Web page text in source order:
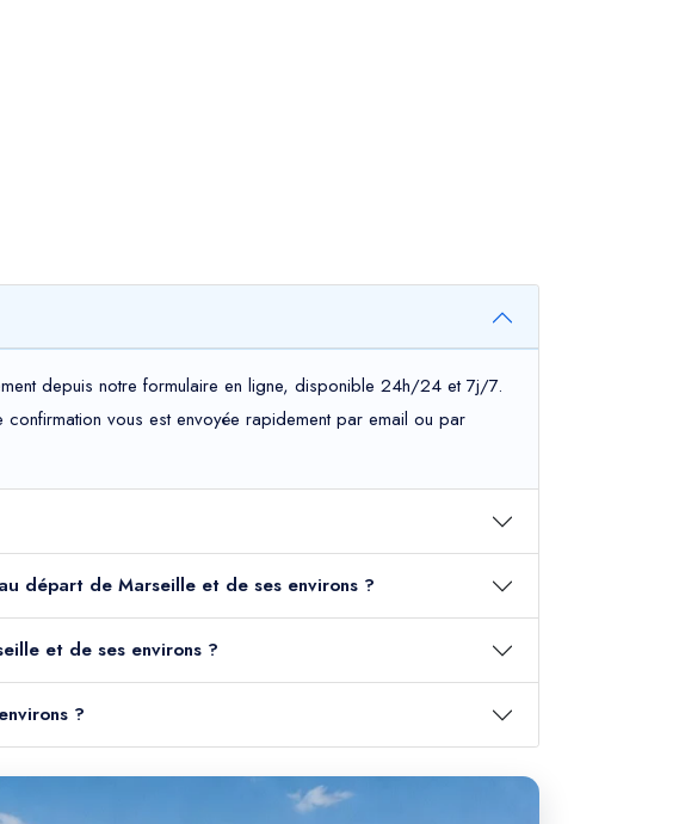
depuis notre formulaire en ligne, disponible 24h/24 et 7j/7.
vous est envoyée rapidement par email ou par
départ de Marseille et de ses environs ?
et de ses environs ?
?